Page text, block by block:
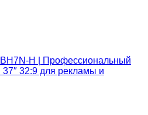
H | Профессиональный
32:9 для рекламы и